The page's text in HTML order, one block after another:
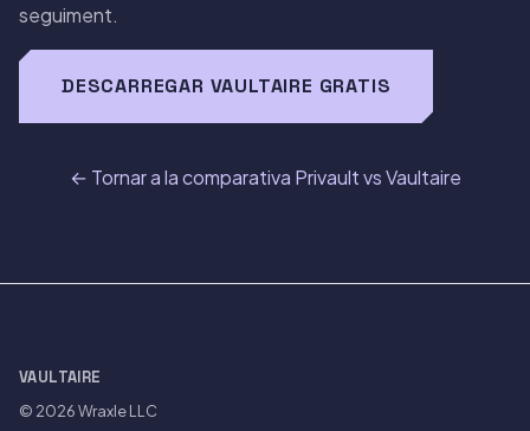
seguiment.
DESCARREGAR VAULTAIRE GRATIS
← Tornar a la comparativa Privault vs Vaultaire
VAULTAIRE
© 2026Wraxle LLC